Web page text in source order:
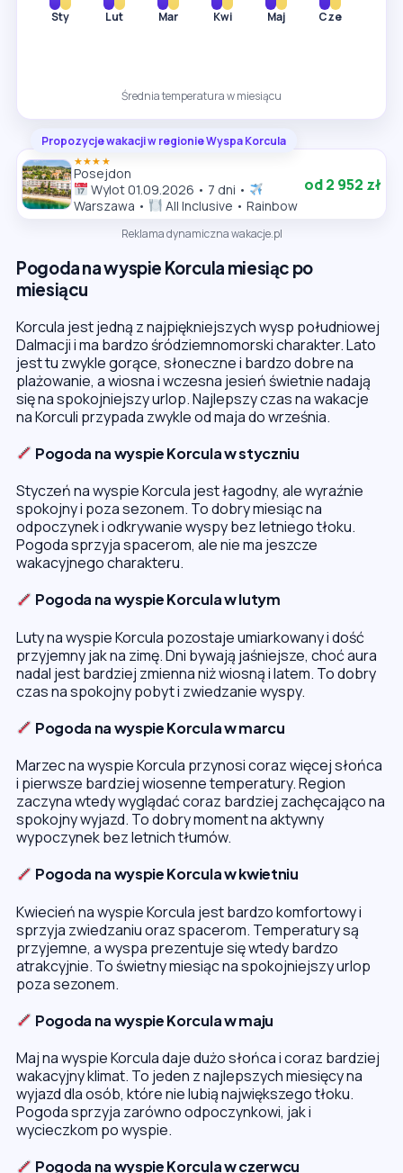
Sty Lut Mar Kwi Maj Cze
Średnia temperatura w miesiącu
Propozycje wakacji w regionie Wyspa Korcula
★★★★
Posejdon
Wylot 01.09.2026 • 7 dni •
Warszawa •
All Inclusive • Rainbow
od 2 952 zł
Reklama dynamiczna wakacje.pl
Pogoda na wyspie Korcula miesiąc po
miesiącu
Korcula jest jedną z najpiękniejszych wysp południowej
Dalmacji i ma bardzo śródziemnomorski charakter. Lato
jest tu zwykle gorące, słoneczne i bardzo dobre na
plażowanie, a wiosna i wczesna jesień świetnie nadają
się na spokojniejszy urlop. Najlepszy czas na wakacje
na Korculi przypada zwykle od maja do września.
Pogoda na wyspie Korcula w styczniu
Styczeń na wyspie Korcula jest łagodny, ale wyraźnie
spokojny i poza sezonem. To dobry miesiąc na
odpoczynek i odkrywanie wyspy bez letniego tłoku.
Pogoda sprzyja spacerom, ale nie ma jeszcze
wakacyjnego charakteru.
Pogoda na wyspie Korcula w lutym
Luty na wyspie Korcula pozostaje umiarkowany i dość
przyjemny jak na zimę. Dni bywają jaśniejsze, choć aura
nadal jest bardziej zmienna niż wiosną i latem. To dobry
czas na spokojny pobyt i zwiedzanie wyspy.
Pogoda na wyspie Korcula w marcu
Marzec na wyspie Korcula przynosi coraz więcej słońca
i pierwsze bardziej wiosenne temperatury. Region
zaczyna wtedy wyglądać coraz bardziej zachęcająco na
spokojny wyjazd. To dobry moment na aktywny
wypoczynek bez letnich tłumów.
Pogoda na wyspie Korcula w kwietniu
Kwiecień na wyspie Korcula jest bardzo komfortowy i
sprzyja zwiedzaniu oraz spacerom. Temperatury są
przyjemne, a wyspa prezentuje się wtedy bardzo
atrakcyjnie. To świetny miesiąc na spokojniejszy urlop
poza sezonem.
Pogoda na wyspie Korcula w maju
Maj na wyspie Korcula daje dużo słońca i coraz bardziej
wakacyjny klimat. To jeden z najlepszych miesięcy na
wyjazd dla osób, które nie lubią największego tłoku.
Pogoda sprzyja zarówno odpoczynkowi, jak i
wycieczkom po wyspie.
Pogoda na wyspie Korcula w czerwcu